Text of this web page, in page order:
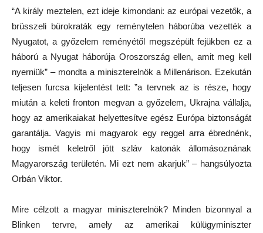
“A király meztelen, ezt ideje kimondani: az európai vezetők, a
brüsszeli bürokraták egy reménytelen háborúba vezették a
Nyugatot, a győzelem reményétől megszépült fejükben ez a
háború a Nyugat háborúja Oroszország ellen, amit meg kell
nyerniük” – mondta a miniszterelnök a Millenárison. Ezekután
teljesen furcsa kijelentést tett: ”a tervnek az is része, hogy
miután a keleti fronton megvan a győzelem, Ukrajna vállalja,
hogy az amerikaiakat helyettesítve egész Európa biztonságát
garantálja. Vagyis mi magyarok egy reggel arra ébrednénk,
hogy ismét keletről jött szláv katonák állomásoznának
Magyarország területén. Mi ezt nem akarjuk” – hangsúlyozta
Orbán Viktor.
Mire célzott a magyar miniszterelnök? Minden bizonnyal a
Blinken tervre, amely az amerikai külügyminiszter